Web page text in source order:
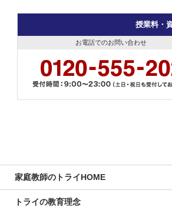
授業料・
お電話でのお問い合わせ
家庭教師のトライHOME
トライの教育理念